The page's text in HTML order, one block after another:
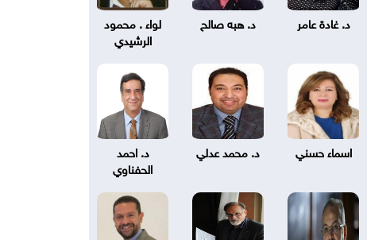
د. غادة عامر د. هبه صالح
لواء . محمود
الرشيدي
اسماء حسني د. محمد عدلي
د. احمد
الحفناوي